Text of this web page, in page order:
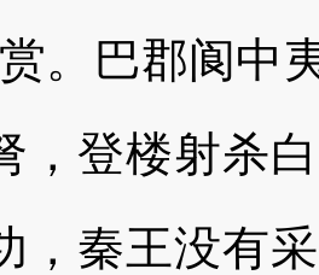
。巴郡阆中
，登楼射杀
，秦王没有